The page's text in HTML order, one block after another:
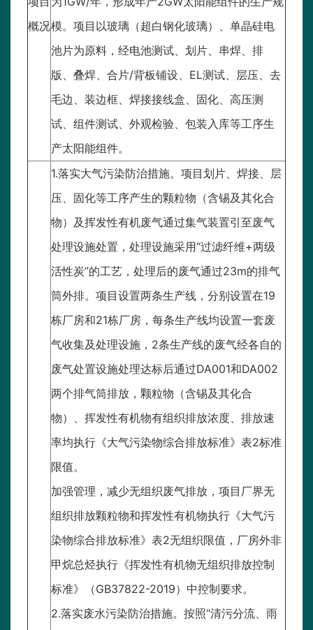
概况模。项目以玻璃（超白钢化玻璃）、单晶硅电
池片为原料，经电池测试、划片、串焊、排
版、叠焊、合片/背板铺设、EL测试、层压、去
毛边、装边框、焊接接线盒、固化、高压测
试、组件测试、外观检验、包装入库等工序生
产太阳能组件。
1.落实大气污染防治措施。项目划片、焊接、层
压、固化等工序产生的颗粒物（含锡及其化合
物）及挥发性有机废气通过集气装置引至废气
处理设施处置，处理设施采用“过滤纤维+两级
活性炭”的工艺，处理后的废气通过23m的排气
筒外排。项目设置两条生产线，分别设置在19
栋厂房和21栋厂房，每条生产线均设置一套废
气收集及处理设施，2条生产线的废气经各自的
废气处置设施处理达标后通过DA001和DA002
两个排气筒排放，颗粒物（含锡及其化合
物）、挥发性有机物有组织排放浓度、排放速
率均执行《大气污染物综合排放标准》表2标准
限值。
加强管理，减少无组织废气排放，项目厂界无
组织排放颗粒物和挥发性有机物执行《大气污
染物综合排放标准》表2无组织限值，厂房外非
甲烷总烃执行《挥发性有机物无组织排放控制
标准》（GB37822-2019）中控制要求。
2.落实废水污染防治措施。按照“清污分流、雨